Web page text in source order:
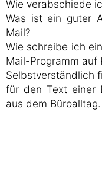
Wie verabschiede
Was ist ein guter
Mail?
Wie schreibe ich
Mail-Programm auf
Selbstverständlich
für den Text einer
aus dem Büroalltag.